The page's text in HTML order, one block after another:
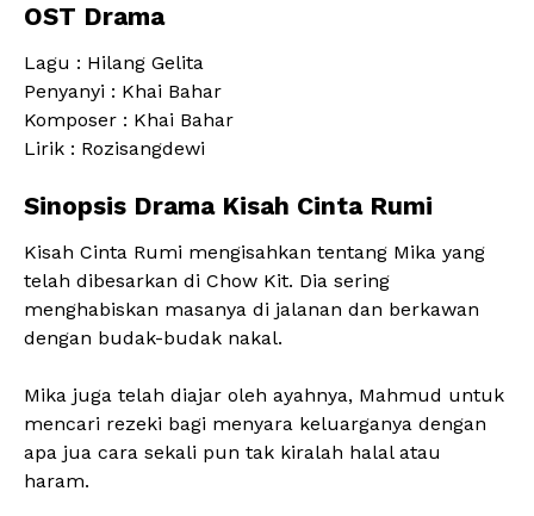
OST Drama
Lagu : Hilang Gelita
Penyanyi : Khai Bahar
Komposer : Khai Bahar
Lirik : Rozisangdewi
Sinopsis Drama Kisah Cinta Rumi
Kisah Cinta Rumi mengisahkan tentang Mika yang
telah dibesarkan di Chow Kit. Dia sering
menghabiskan masanya di jalanan dan berkawan
dengan budak-budak nakal.
Mika juga telah diajar oleh ayahnya, Mahmud untuk
mencari rezeki bagi menyara keluarganya dengan
apa jua cara sekali pun tak kiralah halal atau
haram.